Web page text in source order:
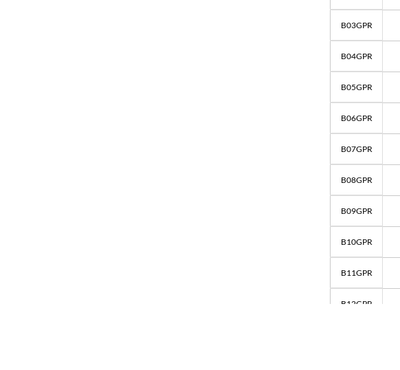
B03GPR
B04GPR
B05GPR
B06GPR
B07GPR
B08GPR
B09GPR
B10GPR
B11GPR
B12GPR